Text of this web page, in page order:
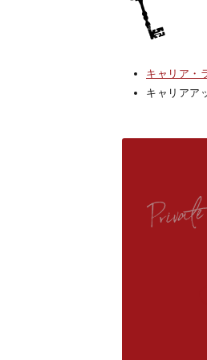
キャリア・
キャリアア